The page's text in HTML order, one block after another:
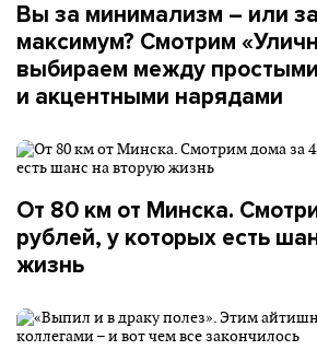
Вы за минимализм – или
максимум? Смотрим
выбираем между
и акцентными нарядами
От 80 км от Минска.
рублей, у которых есть
жизнь